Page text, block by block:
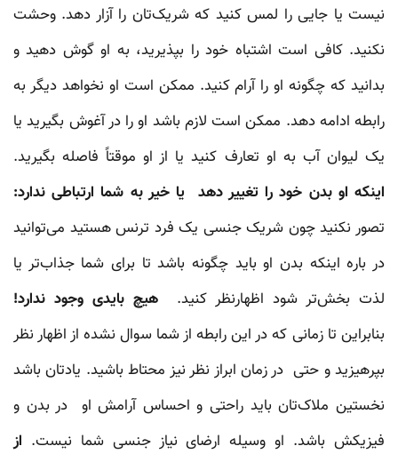
نیست یا جایی را لمس کنید که شریک‌تان را آزار دهد. وحشت
نکنید. کافی است اشتباه خود را بپذیرید، به او گوش دهید و
بدانید که چگونه او را آرام کنید. ممکن است او نخواهد دیگر به
رابطه ادامه دهد. ممکن است لازم باشد او را در آغوش بگیرید یا
یک لیوان آب به او تعارف کنید یا از او موقتاً فاصله بگیرید.
اینکه او بدن خود را تغییر دهد یا خیر به شما ارتباطی ندارد:
تصور نکنید چون شریک جنسی یک فرد ترنس هستید می‌توانید
در باره اینکه بدن او باید چگونه باشد تا برای شما جذاب‌تر یا
لذت بخش‌تر شود اظهارنظر کنید. هیچ بایدی وجود ندارد!
بنابراین تا زمانی که در این رابطه از شما سوال نشده از اظهار نظر
بپرهیزید و حتی در زمان ابراز نظر نیز محتاط باشید. یادتان باشد
نخستین ملاک‌تان باید راحتی و احساس آرامش او در بدن و
فیزیکش باشد. او وسیله ارضای نیاز جنسی شما نیست. از